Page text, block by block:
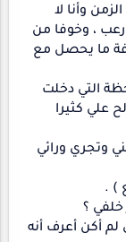
وأنا لا
، وخوفا من
ما يحصل مع
التي دخلت
علي كثيرا
وتجري ورائي
) .
خلفي ؟
أكن أعرف أنه